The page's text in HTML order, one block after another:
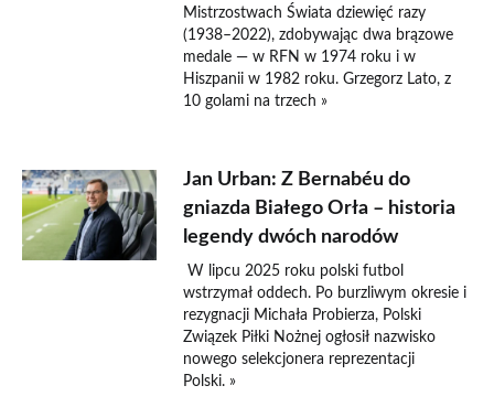
Mistrzostwach Świata dziewięć razy
(1938–2022), zdobywając dwa brązowe
medale — w RFN w 1974 roku i w
Hiszpanii w 1982 roku. Grzegorz Lato, z
10 golami na trzech »
Jan Urban: Z Bernabéu do
gniazda Białego Orła – historia
legendy dwóch narodów
W lipcu 2025 roku polski futbol
wstrzymał oddech. Po burzliwym okresie i
rezygnacji Michała Probierza, Polski
Związek Piłki Nożnej ogłosił nazwisko
nowego selekcjonera reprezentacji
Polski. »